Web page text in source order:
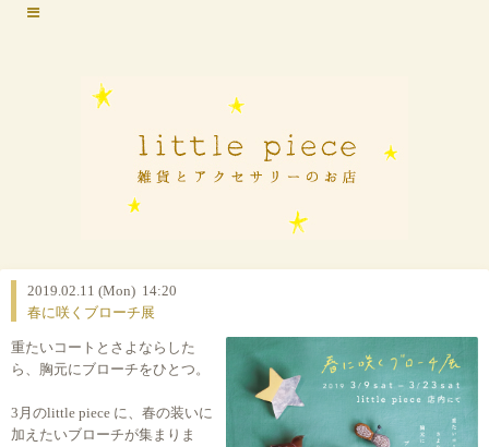
2019.02.11 (Mon) 14:20
春に咲くブローチ展
重たいコートとさよならした
ら、胸元にブローチをひとつ。
3月のlittle piece に、春の装いに
加えたいブローチが集まりま